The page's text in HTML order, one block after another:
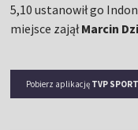
5,10 ustanowił go
miejsce zająłMarcin
Pobierz aplikację TVP SPORT